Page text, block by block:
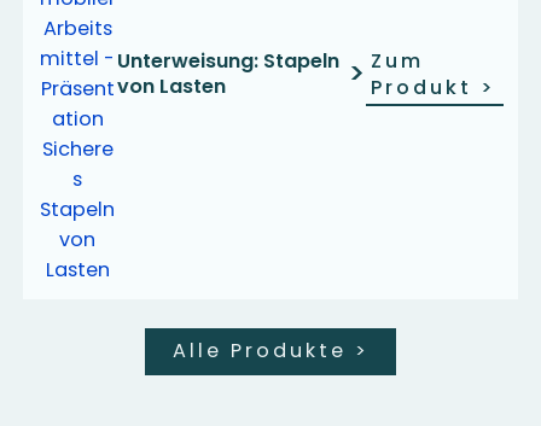
Unterweisung: Stapeln
von Lasten
> Zum
Produkt >
Alle Produkte >